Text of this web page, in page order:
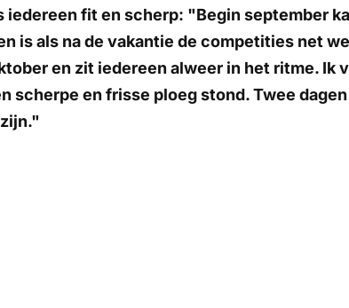
iedereen fit en scherp: "Begin september
is als na de vakantie de competities net
en zit iedereen alweer in het ritme. Ik
scherpe en frisse ploeg stond. Twee